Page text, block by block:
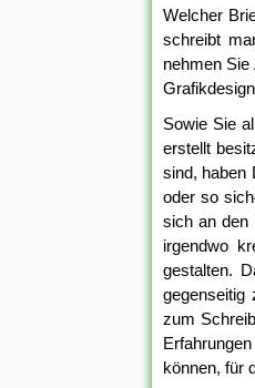
Welcher
schreibt
nehmen
Sowie Sie
erstellt
sind, haben
oder so
sich an den
irgendwo
gestalten.
gegenseitig
zum
können, für